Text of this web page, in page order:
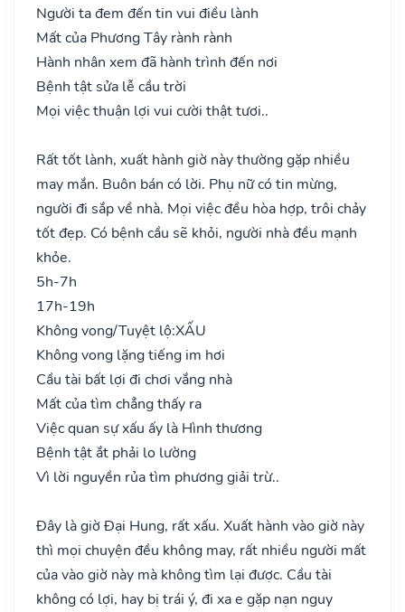
Người ta đem đến tin vui điều lành
Mất của Phương Tây rành rành
Hành nhân xem đã hành trình đến nơi
Bệnh tật sửa lễ cầu trời
Mọi việc thuận lợi vui cười thật tươi..
Rất tốt lành, xuất hành giờ này thường gặp nhiều
may mắn. Buôn bán có lời. Phụ nữ có tin mừng,
người đi sắp về nhà. Mọi việc đều hòa hợp, trôi chảy
tốt đẹp. Có bệnh cầu sẽ khỏi, người nhà đều mạnh
khỏe.
5h-7h
17h-19h
Không vong/Tuyệt lộ:XẤU
Không vong lặng tiếng im hơi
Cầu tài bất lợi đi chơi vắng nhà
Mất của tìm chẳng thấy ra
Việc quan sự xấu ấy là Hình thương
Bệnh tật ắt phải lo lường
Vì lời nguyền rủa tìm phương giải trừ..
Đây là giờ Đại Hung, rất xấu. Xuất hành vào giờ này
thì mọi chuyện đều không may, rất nhiều người mất
của vào giờ này mà không tìm lại được. Cầu tài
không có lợi, hay bị trái ý, đi xa e gặp nạn nguy